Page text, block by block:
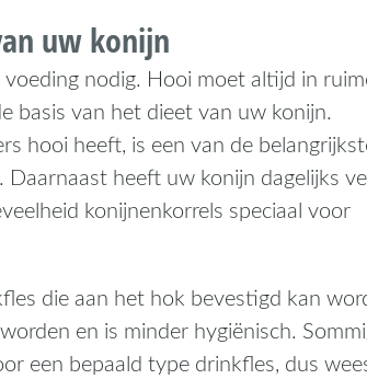
uw konijn
nodig. Hooi moet altijd in
basis van het dieet van uw konijn.
hooi heeft, is een van de
heeft uw konijn dagelijks
konijnenkorrels speciaal voor
die aan het hok bevestigd kan
en is minder hygiënisch.
een bepaald type drinkfles, dus